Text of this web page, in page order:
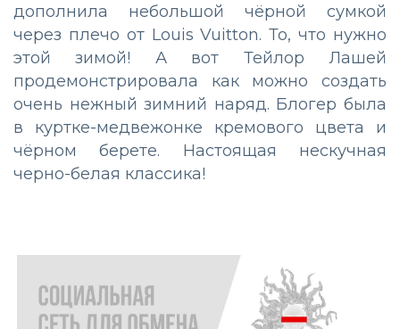
дополнила небольшой чёрной сумкой
через плечо от Louis Vuitton. То, что нужно
этой зимой! А вот Тейлор Лашей
продемонстрировала как можно создать
очень нежный зимний наряд. Блогер была
в куртке-медвежонке кремового цвета и
чёрном берете. Настоящая нескучная
черно-белая классика!